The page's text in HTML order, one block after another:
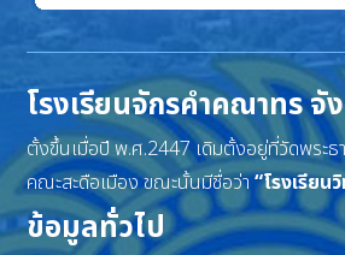
โรงเรียนจักรคำคณาทร จั
ตั้งขึ้นเมื่อปี พ.ศ.2447 เดิมตั้งอยู่ที่วัดพระ
คณะสะดือเมือง ขณะนั้นมีชื่อว่า“โรงเรียน
ข้อมูลทั่วไป